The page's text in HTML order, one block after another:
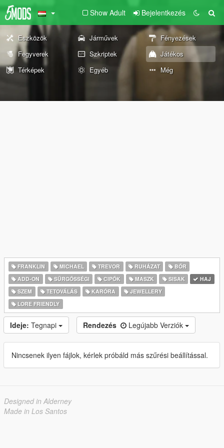
Show Adult Bejelentkezés
Eszközök Járművek
Fényezések
Fegyverek
Szkriptek
Játékos
Térképek
Egyéb Még
FRANKLIN MICHAEL TREVOR RUHÁZAT
BŐR
ADD-ON
SŰRGŐSSÉGI CIPŐK MASZK SISAK
HAJ
SZEM
TETOVÁLÁS KARÓRA
JEWELLERY
LORE FRIENDLY
Ideje: Tegnapi Rendezés Legújabb Verziók
Nincsenek ilyen fájlok, kérlek próbáld más szűrési beállítással.
Designed in Alderney
Made in Los Santos